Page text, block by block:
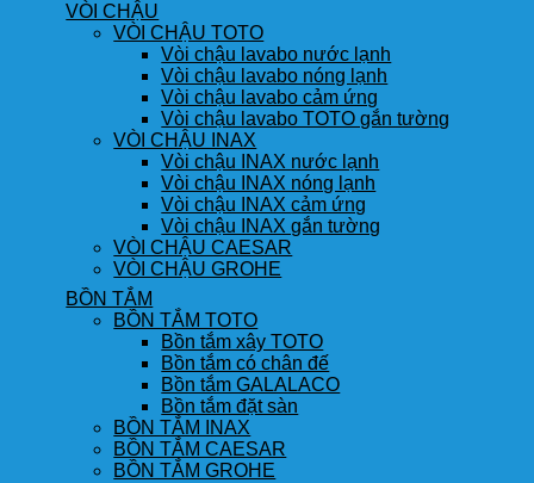
VÒI CHẬU
VÒI CHẬU TOTO
Vòi chậu lavabo nước lạnh
Vòi chậu lavabo nóng lạnh
Vòi chậu lavabo cảm ứng
Vòi chậu lavabo TOTO gắn tường
VÒI CHẬU INAX
Vòi chậu INAX nước lạnh
Vòi chậu INAX nóng lạnh
Vòi chậu INAX cảm ứng
Vòi chậu INAX gắn tường
VÒI CHẬU CAESAR
VÒI CHẬU GROHE
BỒN TẮM
BỒN TẮM TOTO
Bồn tắm xây TOTO
Bồn tắm có chân đế
Bồn tắm GALALACO
Bồn tắm đặt sàn
BỒN TẮM INAX
BỒN TẮM CAESAR
BỒN TẮM GROHE